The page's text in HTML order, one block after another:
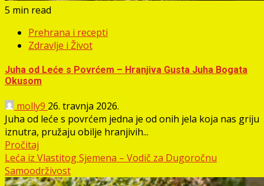
5 min read
Prehrana i recepti
Zdravlje i Život
Juha od Leće s Povrćem – Hranjiva Gusta Juha Bogata
Okusom
molly9 26. travnja 2026.
Juha od leće s povrćem jedna je od onih jela koja nas griju
iznutra, pružaju obilje hranjivih...
Pročitaj
Leća iz Vlastitog Sjemena – Vodič za Dugoročnu
Samoodrživost